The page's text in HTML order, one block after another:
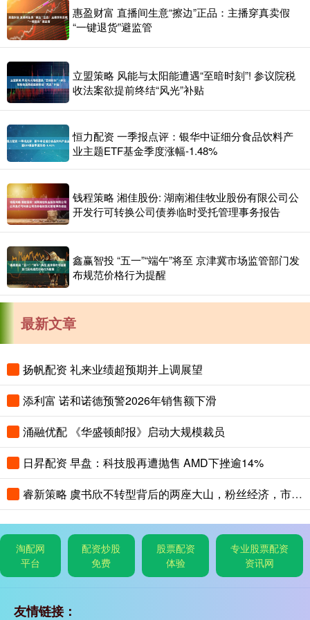
惠盈财富 直播间生意“擦边”正品：主播穿真卖假
“一键退货”避监管
立盟策略 风能与太阳能遭遇“至暗时刻”! 参议院税
收法案欲提前终结“风光”补贴
恒力配资 一季报点评：银华中证细分食品饮料产
业主题ETF基金季度涨幅-1.48%
钱程策略 湘佳股份: 湖南湘佳牧业股份有限公司公
开发行可转换公司债券临时受托管理事务报告
鑫赢智投 “五一”“端午”将至 京津冀市场监管部门发
布规范价格行为提醒
最新文章
扬帆配资 礼来业绩超预期并上调展望
添利富 诺和诺德预警2026年销售额下滑
涌融优配 《华盛顿邮报》启动大规模裁员
日昇配资 早盘：科技股再遭抛售 AMD下挫逾14%
睿新策略 虞书欣不转型背后的两座大山，粉丝经济，市场选择_观众_苍兰_深意
淘配网
平台
配资炒股
免费
股票配资
体验
专业股票配资
资讯网
友情链接：